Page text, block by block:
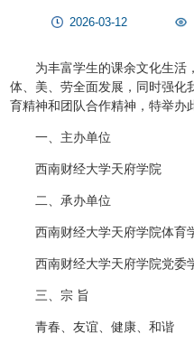
2026-03-12
为丰富学生的课余文化生活
体、美、劳全面发展，同时强化
育精神和团队合作精神，特举办
一、主办单位
西南财经大学天府学院
二、承办单位
西南财经大学天府学院体育
西南财经大学天府学院党委
三、宗 旨
青春、友谊、健康、和谐